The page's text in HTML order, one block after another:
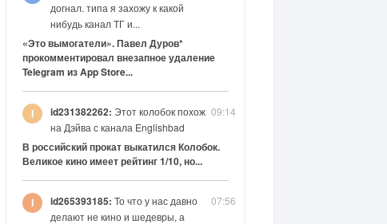
догнал. типа я захожу к какой
нибудь канал ТГ и...
«Это вымогатели». Павел Дуров*
прокомментировал внезапное удаление
Telegram из App Store...
09:14
id231382262: Этот колобок похож
на Дэйва с канала Englishbad
В российский прокат выкатился Колобок.
Великое кино имеет рейтинг 1/10, но...
07:56
id265393185: То что у нас давно
делают не кино и шедевры, а